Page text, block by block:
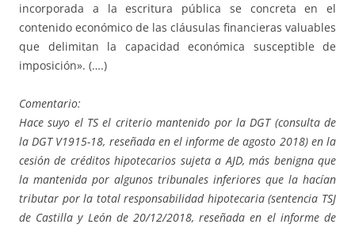
incorporada a la escritura pública se concreta en el
contenido económico de las cláusulas financieras valuables
que delimitan la capacidad económica susceptible de
imposición». (….)
Comentario:
Hace suyo el TS el criterio mantenido por la DGT (consulta de
la DGT V1915-18, reseñada en el informe de agosto 2018) en la
cesión de créditos hipotecarios sujeta a AJD, más benigna que
la mantenida por algunos tribunales inferiores que la hacían
tributar por la total responsabilidad hipotecaria (sentencia TSJ
de Castilla y León de 20/12/2018, reseñada en el informe de